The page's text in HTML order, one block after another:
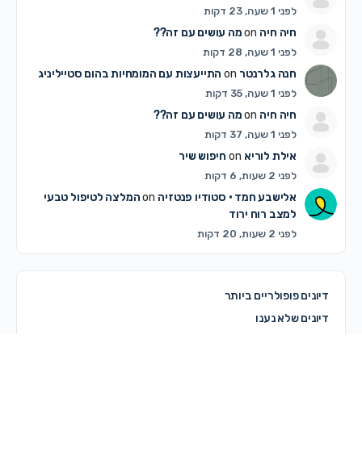
לפני 1 שעה, 23 דקות
חיה חיהon מה עושים עם זה??
לפני 1 שעה, 28 דקות
חנה גלרנטרon התייעצות עם המומחיות בהום סטייליניג
לפני 1 שעה, 35 דקות
חיה חיהon מה עושים עם זה??
לפני 1 שעה, 37 דקות
אילת לוריאon חיפוש שיר
לפני 2 שעות, 6 דקות
אלישבע חמד • סטודיו פנטזיהon
המלצה לטיפול טבעי
למצב רוח ירוד
לפני 2 שעות, 20 דקות
דיונים פופולריים ביותר
דיונים שלא נענו